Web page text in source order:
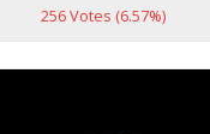
256 Votes (6.57%)